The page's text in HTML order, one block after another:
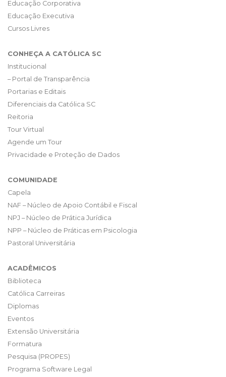
Educação Corporativa
Educação Executiva
Cursos Livres
CONHEÇA A CATÓLICA SC
Institucional
– Portal de Transparência
Portarias e Editais
Diferenciais da Católica SC
Reitoria
Tour Virtual
Agende um Tour
Privacidade e Proteção de Dados
COMUNIDADE
Capela
NAF – Núcleo de Apoio Contábil e Fiscal
NPJ – Núcleo de Prática Jurídica
NPP – Núcleo de Práticas em Psicologia
Pastoral Universitária
ACADÊMICOS
Biblioteca
Católica Carreiras
Diplomas
Eventos
Extensão Universitária
Formatura
Pesquisa (PROPES)
Programa Software Legal